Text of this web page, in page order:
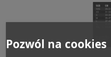
Pozwól na cookies